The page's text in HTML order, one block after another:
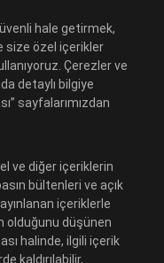
hale getirmek,
size özel içerikler
Çerezler ve
detaylı bilgiye
sayfalarımızdan
ve diğer içeriklerin
bültenleri ve açık
içeriklerle
olduğunu düşünen
halinde, ilgili içerik
kaldırılabilir,